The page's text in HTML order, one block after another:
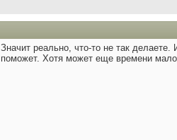
Значит реально, что-то не так
поможет. Хотя может еще времени